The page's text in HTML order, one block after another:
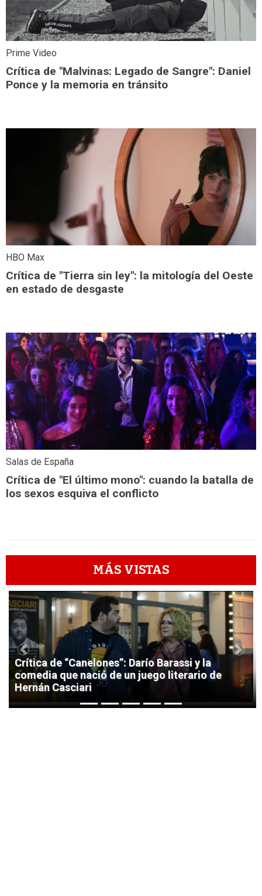
Prime Video
Crítica de "Malvinas: Legado de Sangre": Daniel
Ponce y la memoria en tránsito
HBO Max
Crítica de "Tierra sin ley": la mitología del Oeste
en estado de desgaste
Salas de España
Crítica de "El último mono": cuando la batalla de
los sexos esquiva el conflicto
MÁS VISTAS
1
Crítica de “Canelones”: Darío Barassi y la
comedia que nació de un juego literario de
Hernán Casciari
Previous Next